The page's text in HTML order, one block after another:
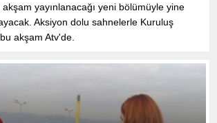
yayınlanacağı yeni bölümüyle yine
Aksiyon dolu sahnelerle Kuruluş
akşam Atv'de.